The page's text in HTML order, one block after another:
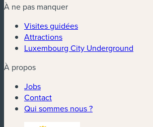
À ne pas manquer
Visites guidées
Attractions
Luxembourg City Underground
À propos
Jobs
Contact
Qui sommes nous ?